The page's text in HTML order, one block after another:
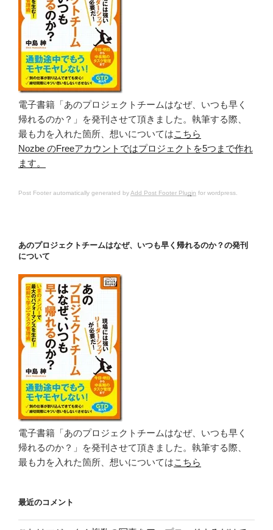
電子書籍「あのプロジェクトチームはなぜ、いつも早く
帰れるのか？」を発刊させて頂きました。執筆する際、
最も力を入れた箇所、想いについてはこちら
Nozbe のFreeアカウントではプロジェクトを5つまで作れ
ます。
Post Footer automatically generated byAdd Post Footer Plugin for wordpress.
あのプロジェクトチームはなぜ、いつも早く帰れるのか？の発刊
について
電子書籍「あのプロジェクトチームはなぜ、いつも早く
帰れるのか？」を発刊させて頂きました。執筆する際、
最も力を入れた箇所、想いについてはこちら
最近のコメント